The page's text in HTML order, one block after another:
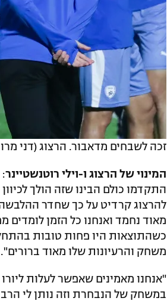
זכה לשבחים מדאבור. הרצוג (דני
המינוי של הרצוג ו-וילי רוטנשטיינר
התקדמו כולם הבינו שזה הולך
להרצוג קרדיט על כך שחדר ההלבשה
מאוד נחמד ואנחנו כל הזמן לומדים
כשהתוצאות היו פחות טובות
משחק והרעיונות שלו מאוד ברורים".
"אנחנו מאמינים שאפשר לעלות ליורו 2020", הצהיר
במשחק של הנבחרת וזה נותן לי